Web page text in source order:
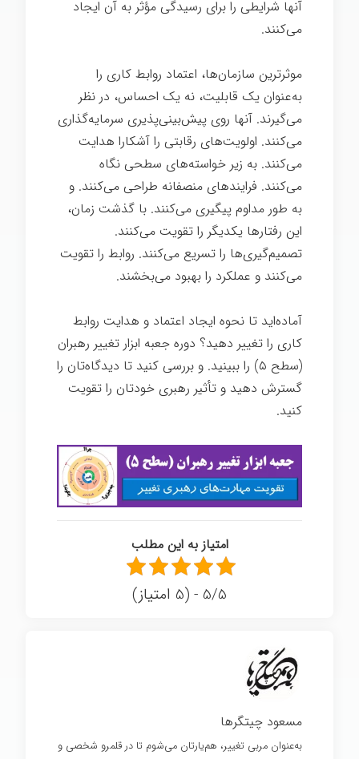
آنها شرایطی را برای رسیدگی مؤثر به آن ایجاد
می‌کنند.
موثرترین سازمان‌ها، اعتماد روابط کاری را
به‌عنوان یک قابلیت، نه یک احساس، در نظر
می‌گیرند. آنها روی پیش‌بینی‌پذیری سرمایه‌گذاری
می‌کنند. اولویت‌های رقابتی را آشکارا هدایت
می‌کنند. به زیر خواسته‌های سطحی نگاه
می‌کنند. فرایندهای منصفانه طراحی می‌کنند. و
به طور مداوم پیگیری می‌کنند. با گذشت زمان،
این رفتارها یکدیگر را تقویت می‌کنند.
تصمیم‌گیری‌ها را تسریع می‌کنند. روابط را تقویت
می‌کنند و عملکرد را بهبود می‌بخشند.
آماده‌اید تا نحوه ایجاد اعتماد و هدایت روابط
کاری را تغییر دهید؟ دوره جعبه ابزار تغییر رهبران
(سطح ۵) را ببینید. و بررسی کنید تا دیدگاه‌تان را
گسترش دهید و تأثیر رهبری خودتان را تقویت
کنید.
امتیاز به این مطلب
5/5 - (5 امتیاز)
مسعود چیتگرها
به‌عنوان مربی تغییر، هم‌یارتان می‌شوم تا در قلمرو شخصی و